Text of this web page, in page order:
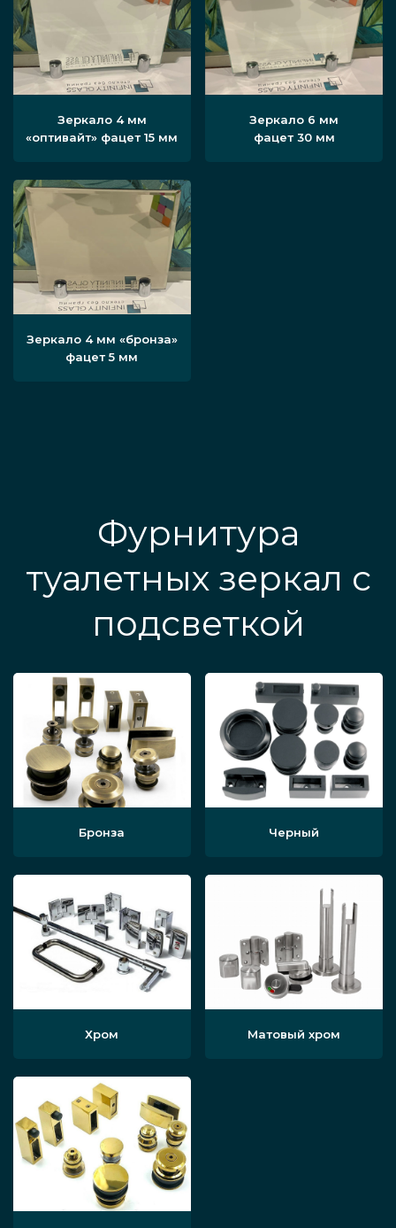
Зеркало 4 мм
«оптивайт» фацет 15 мм
Зеркало 6 мм
фацет 30 мм
Зеркало 4 мм «бронза»
фацет 5 мм
Фурнитура
туалетных зеркал с
подсветкой
Бронза Черный
Хром Матовый хром